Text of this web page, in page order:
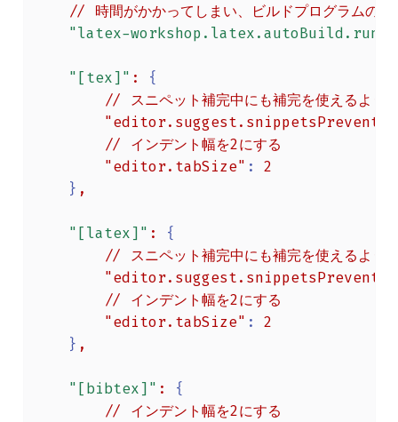
//
時間がかかってしまい、ビルドプログラムの
"latex-workshop.latex.autoBuild.run"
"[tex]" :
{
//
スニペット補完中にも補完を使えるよう
//
インデント幅を2にする
"editor.tabSize" :
2
} ,
"[latex]" :
{
//
スニペット補完中にも補完を使えるよう
//
インデント幅を2にする
"editor.tabSize" :
2
} ,
"[bibtex]" :
{
//
インデント幅を2にする